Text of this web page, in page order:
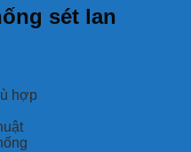
sét lan
hợp